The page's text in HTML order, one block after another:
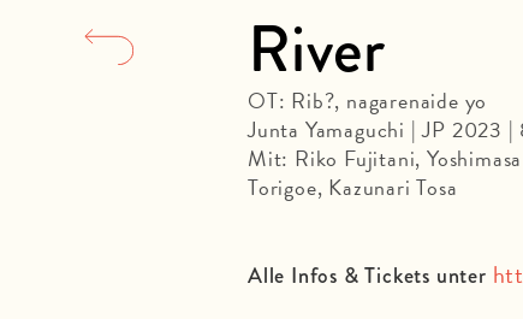
River
OT: Rib?, nagarenaide yo
Junta Yamaguchi | JP 2023
Mit: Riko Fujitani,
Torigoe, Kazunari Tosa
Alle Infos & Tickets unter